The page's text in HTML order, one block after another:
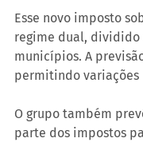
Esse novo imposto
regime dual, dividido
municípios. A
permitindo variações
O grupo também
parte dos impostos